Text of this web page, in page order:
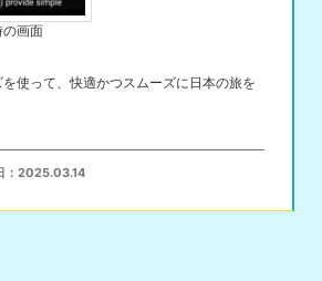
の画面
使って、快適かつスムーズに日本の旅を
2025.03.14